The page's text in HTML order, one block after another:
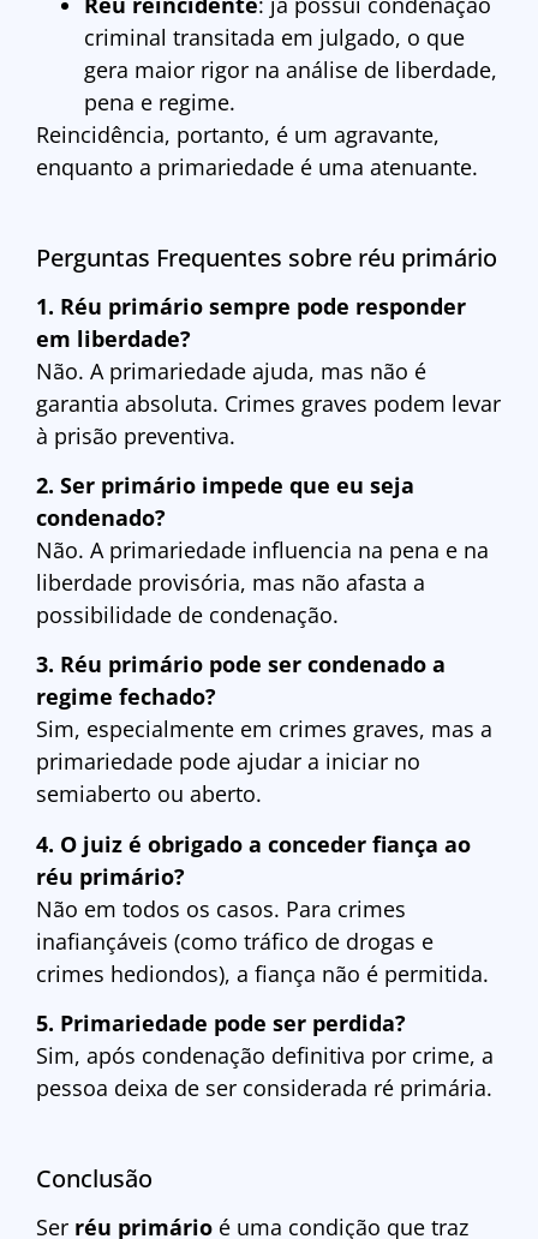
criminal transitada em julgado, o que
gera maior rigor na análise de liberdade,
pena e regime.
Reincidência, portanto, é um agravante,
enquanto a primariedade é uma atenuante.
Perguntas Frequentes sobre réu primário
1. Réu primário sempre pode responder
em liberdade?
Não. A primariedade ajuda, mas não é
garantia absoluta. Crimes graves podem levar
à prisão preventiva.
2. Ser primário impede que eu seja
condenado?
Não. A primariedade influencia na pena e na
liberdade provisória, mas não afasta a
possibilidade de condenação.
3. Réu primário pode ser condenado a
regime fechado?
Sim, especialmente em crimes graves, mas a
primariedade pode ajudar a iniciar no
semiaberto ou aberto.
4. O juiz é obrigado a conceder fiança ao
réu primário?
Não em todos os casos. Para crimes
inafiançáveis (como tráfico de drogas e
crimes hediondos), a fiança não é permitida.
5. Primariedade pode ser perdida?
Sim, após condenação definitiva por crime, a
pessoa deixa de ser considerada ré primária.
Conclusão
Ser réu primário é uma condição que traz